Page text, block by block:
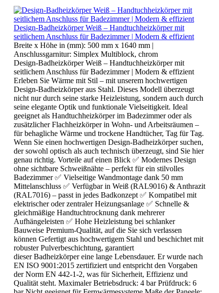
Design-Badheizkörper Weiß – Handtuchheizkörper mit
seitlichem Anschluss für Badezimmer | Modern & effizient
Breite x Höhe in (mm): 500 mm x 1640 mm |
Anschlussgarnitur: Simplex Multiblock, chrom
Design-Badheizkörper Weiß – Handtuchheizkörper mit
seitlichem Anschluss für Badezimmer | Modern & effizient
Erleben Sie Wärme mit Stil – mit unserem hochwertigen
Design-Badheizkörper aus Stahl. Dieses Modell überzeugt
nicht nur durch seine starke Heizleistung, sondern auch durch
seine elegante Optik und funktionale Vielseitigkeit. Ideal
geeignet als Handtuchheizkörper im Badezimmer oder als
zusätzlicher Flachheizkörper in Wohn- und Arbeitsräumen –
für behagliche Wärme und trockene Handtücher, Tag für Tag.
Wenn Sie einen hochwertigen Design-Badheizkörper suchen,
der sowohl optisch als auch technisch überzeugt, sind Sie hier
genau richtig. Vorteile auf einen Blick ✅ Modernes Design
ohne sichtbare Schweißnähte – perfekt für ein stilvolles
Badezimmer ✅ Vielseitige Wandmontage dank 50 mm
Mittelanschluss ✅ Verfügbar in Weiß (RAL9016) & Anthrazit
(RAL7016) – passt in jedes Badkonzept ✅ Kompatibel mit
elektrischer oder zentraler Heizungsanlage ✅ Schnelle &
gleichmäßige Handtuchtrocknung dank mehrerer
Aufhängeleisten ✅ Hohe Heizleistung bei schlanker
Bauweise Premium-Qualität, auf die Sie sich verlassen
können Gefertigt aus hochwertigem Stahl und beschichtet mit
robuster Pulverbeschichtung, garantiert
dieser Badheizkörper eine lange Lebensdauer. Er wurde nach
EN ISO 9001:2015 zertifiziert und entspricht den Vorgaben
der Norm EN 442-1-2, was für Sicherheit, Effizienz und
Qualität steht. Maximaler Betriebsdruck: 4 bar Prüfdruck: 6